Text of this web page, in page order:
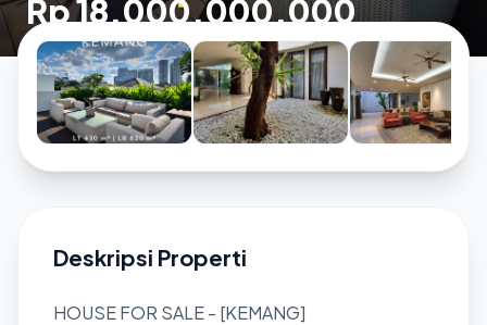
Rp 18.000.000.000
Deskripsi Properti
HOUSE FOR SALE - [KEMANG]